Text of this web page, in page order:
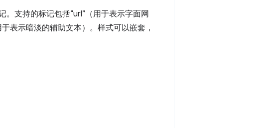
支持的标记包括“url”（用于表示字面网
表示暗淡的辅助文本）。样式可以嵌套，